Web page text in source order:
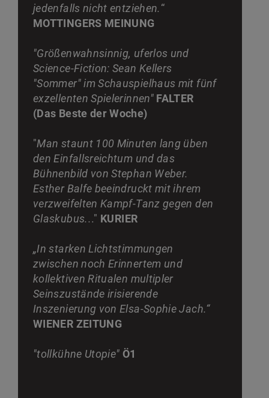
jedenfalls nicht entziehen.“
MOTTINGERS MEINUNG
"Größenwahnsinnig, uferlos und
Science-Fiction: Sean Kellers
"Sommer" im Schauspielhaus mit fünf
exzellenten Spielerinnen" FALTER
(Das Beste der Woche)
"Man staunt 100 Minuten lang üben
den Einfallsreichtum und das
Bühnenbild von Stephan Weber.
Esther Balfe beeindruckt mit ihrem
verzweifelten Kampf-Tanz gegen den
Glaskubus..." KURIER
„In starken Lichtstimmungen
zwischen noch Erinnertem und
kollektiven Ritualen multipler
Seinszustände irisierende
Inszenierung von Elsa-Sophie Jach.“
WIENER ZEITUNG
"tollkühne Utopie" Ö1